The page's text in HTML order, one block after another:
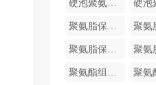
硬泡聚氨酯复合哑光面陶瓷薄板保温装饰一体板
聚氨脂保温装饰一体化板
聚氨脂保温装饰一体化板
聚氨酯组合料